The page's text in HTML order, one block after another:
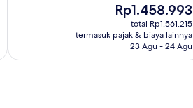
Harga
sekarang
Rp1.458.993
Rp1.458.993
total Rp1.561.215
termasuk pajak & biaya lainnya
23 Agu - 24 Agu